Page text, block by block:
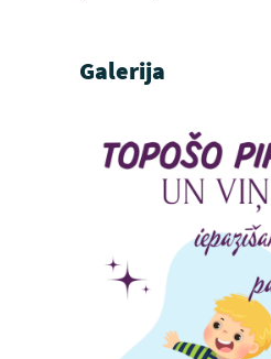
Galerija